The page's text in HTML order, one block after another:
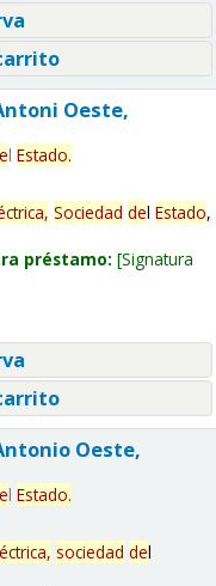
Oeste,
l Estado.
Sociedad del Estado,
préstamo: Signatura
Oeste,
l Estado.
sociedad del